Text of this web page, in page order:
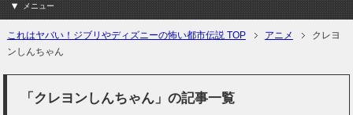
メニュー
これはヤバい！ジブリやディズニーの怖い都市伝説 TOP アニメ
クレヨ
ンしんちゃん
「クレヨンしんちゃん」の記事一覧